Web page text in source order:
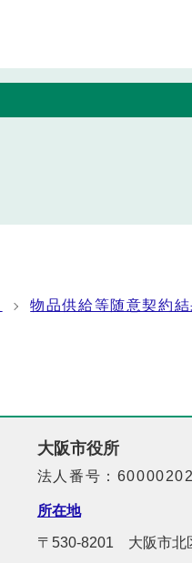
物品供給等随意契約結
大阪市役所
法人番号：
所在地
〒530-8201 大阪市北